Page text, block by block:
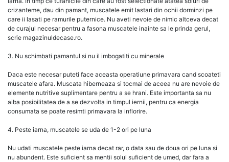
crizanteme, dau din pamant, muscatele emit lastari din ochii dorminzi pe
care ii lasati pe ramurile puternice. Nu aveti nevoie de nimic altceva decat
de curajul necesar pentru a fasona muscatele inainte sa le prinda gerul,
scrie magazinuldecase.ro.
3. Nu schimbati pamantul si nu il imbogatiti cu minerale
Daca este necesar puteti face aceasta operatiune primavara cand scoateti
muscatele afara. Muscata hiberneaza si tocmai de aceea nu are nevoie de
elemente nutritive suplimentare pentru a se hrani. Este importanta sa nu
aiba posibilitatea de a se dezvolta in timpul iernii, pentru ca energia
consumata se poate resimti primavara la inflorire.
4. Peste iarna, muscatele se uda de 1-2 ori pe luna
Nu udati muscatele peste iarna decat rar, o data sau de doua ori pe luna si
nu abundent. Este suficient sa mentii solul suficient de umed, dar fara a